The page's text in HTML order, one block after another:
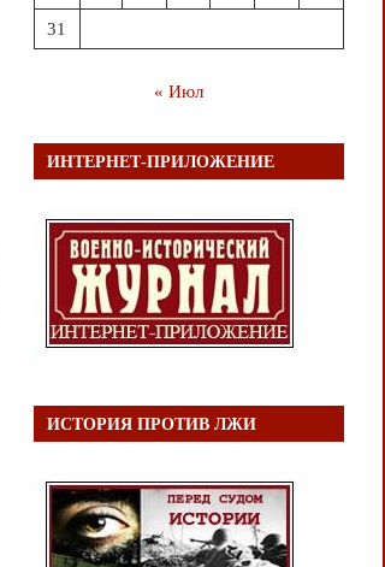
31
« Июл
ИНТЕРНЕТ-ПРИЛОЖЕНИЕ
ИСТОРИЯ ПРОТИВ ЛЖИ